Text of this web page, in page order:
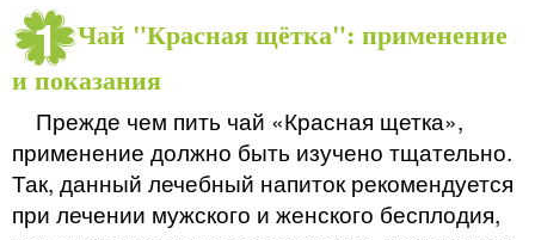
Чай "Красная щётка": применение
и показания
Прежде чем пить чай «Красная щетка»,
применение должно быть изучено тщательно.
Так, данный лечебный напиток рекомендуется
при лечении мужского и женского бесплодия,